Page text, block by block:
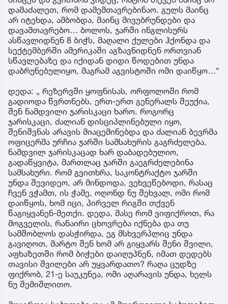
დამაძალეთ, რომ დამემთავრებინაო. გულს მაინც
არ იტეხდა, ამბობდა, მაინც მივუბრუნდები და
დავამთავრებო… ბოლოს, ჯარში ინგლისურს
ასწავლიდნენ 8 ბიჭს, მაღალი ქულები ჰქონდა და
სექტემბერში ამერიკაში აგზავნიდნენ ორთვიან
სწავლებაზე და იქიდან დიდი წოდებით უნდა
დაბრუნებულიყო, მაგრამ აგვისტოში ომი დაიწყო…“
დედა: „ რეზერვში ყოფნისას, ორფოლოში რომ
გადიოდა წვრთნებს, ერთ-ერთ გენერალს შეუქია,
შენ ნამდვილი ჯარისკაცი ხარო. როგორც
ჯარისკაცი, ძალიან დისციპლინებული იყო,
შენიშვნას არავის მიაცემინებდა და ძალიან ბევრმა
ოფიცერმა ურჩია ჯარში სამსახურის გაგრძელება,
ნამდვილ ჯარისკაცად ხარ დაბადებულიო,
გადაწყვიტა, მართლაც ჯარში გაეგრძელებინა
სამსახური. რომ გვითხრა, საკონტრაქტო ჯარში
უნდა შევიდეო, არ მინდოდა, ვეხვეწებოდი, რასაც
ჩვენ ვჭამთ, ის ჭამე, ოღონდ ნუ შეხვალ, ომი რომ
დაიწყოს, ხომ იცი, პირველ რიგში თქვენ
წაგიყვანენ-მეთქი. დედა, მასე რომ ვიფიქროთ, რა
მოგველის, რანაირი ცხოვრება იქნება და თუ
სამშობლოს დასჭირდა, ეგ მსხვერპლიც უნდა
გავიღოთ, მარტო შენ ხომ არ გიყვარს შენი შვილი,
აფხაზეთში რომ ბიჭები დაიღუპნენ, იმათ დედებს
თავისი შვილები არ უყვარდათო? რაღა ცუდზე
ფიქრობ, 21-ე საუკუნეა, ომი აღარავის უნდა, ხელს
ნუ შემიშლითო.